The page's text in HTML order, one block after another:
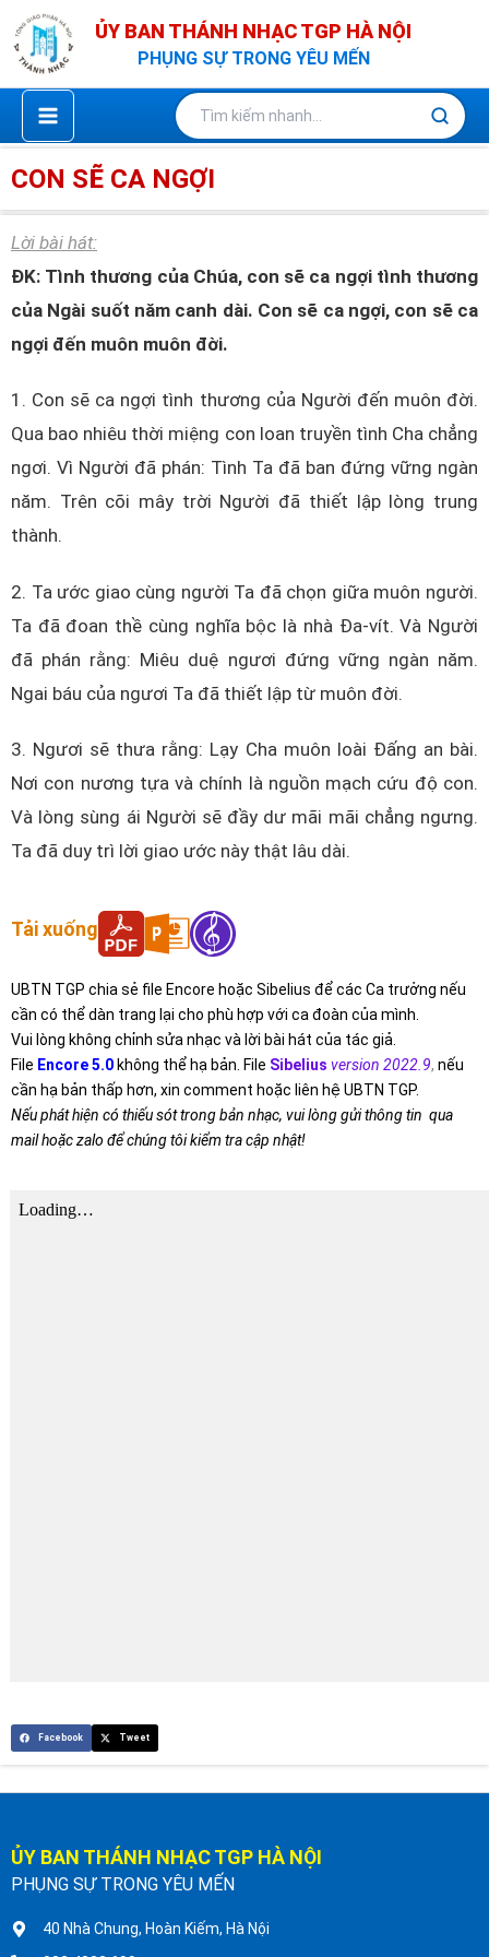
Nhảy
tới
nội
dung
ỦY BAN THÁNH NHẠC TGP HÀ NỘI
PHỤNG SỰ TRONG YÊU MẾN
CON SẼ CA NGỢI
Lời bài hát:
ĐK: Tình thương của Chúa, con sẽ ca ngợi tình thương
của Ngài suốt năm canh dài. Con sẽ ca ngợi, con sẽ ca
ngợi đến muôn muôn đời.
1. Con sẽ ca ngợi tình thương của Người đến muôn đời.
Qua bao nhiêu thời miệng con loan truyền tình Cha chẳng
ngơi. Vì Người đã phán: Tình Ta đã ban đứng vững ngàn
năm. Trên cõi mây trời Người đã thiết lập lòng trung
thành.
2. Ta ước giao cùng người Ta đã chọn giữa muôn người.
Ta đã đoan thề cùng nghĩa bộc là nhà Đa-vít. Và Người
đã phán rằng: Miêu duệ ngươi đứng vững ngàn năm.
Ngai báu của ngươi Ta đã thiết lập từ muôn đời.
3. Ngươi sẽ thưa rằng: Lạy Cha muôn loài Đấng an bài.
Nơi con nương tựa và chính là nguồn mạch cứu độ con.
Và lòng sùng ái Người sẽ đầy dư mãi mãi chẳng ngưng.
Ta đã duy trì lời giao ước này thật lâu dài.
Tải xuống
UBTN TGP chia sẻ file Encore hoặc Sibelius để các Ca trưởng nếu
cần có thể dàn trang lại cho phù hợp với ca đoàn của mình.
Vui lòng không chỉnh sửa nhạc và lời bài hát của tác giả.
File Encore 5.0không thể hạ bản. File Sibelius version 2022.9, nếu
cần hạ bản thấp hơn, xin comment hoặc liên hệ UBTN TGP.
Nếu phát hiện có thiếu sót trong bản nhạc, vui lòng gửi thông tin qua
mail hoặc zalo để chúng tôi kiểm tra cập nhật!
Facebook Tweet
ỦY BAN THÁNH NHẠC TGP HÀ NỘI
PHỤNG SỰ TRONG YÊU MẾN
40 Nhà Chung, Hoàn Kiếm, Hà Nội